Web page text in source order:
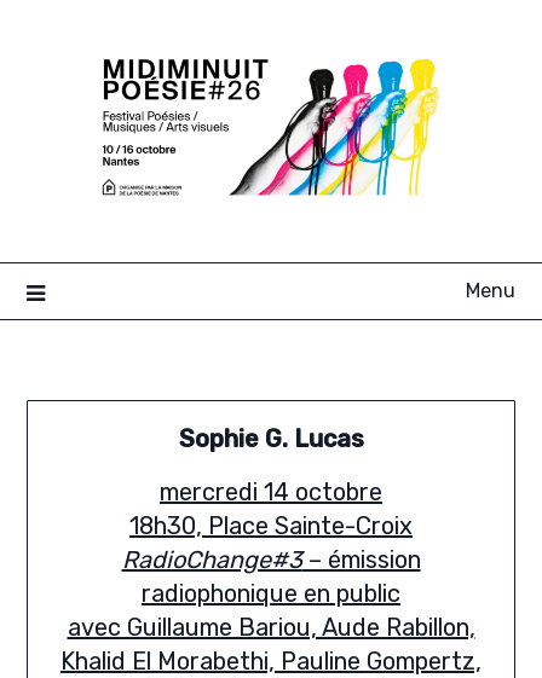
Menu
Sophie G. Lucas
mercredi 14 octobre
18h30, Place Sainte-Croix
RadioChange#3– émission
radiophonique en public
avec Guillaume Bariou, Aude Rabillon,
Khalid El Morabethi, Pauline Gompertz,